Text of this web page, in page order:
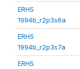
ERHS
1994b_r2p3s6a
ERHS
1994b_r2p3s7a
ERHS